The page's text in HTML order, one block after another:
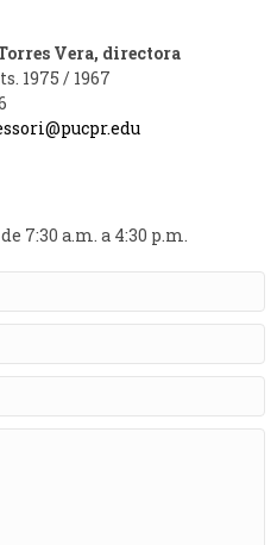
Vera, directora
1975 / 1967
7:30 a.m. a 4:30 p.m.